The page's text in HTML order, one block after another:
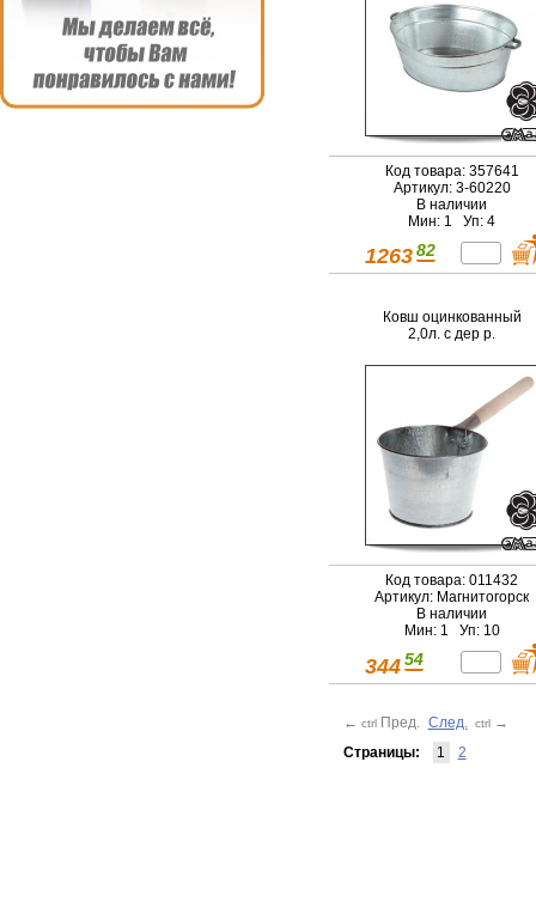
Код товара: 357641
Артикул: 3-60220
В наличии
Мин: 1 Уп: 4
1263 82
Ковш оцинкованный
2,0л. с дер р.
Код товара: 011432
Артикул: Магнитогорск
В наличии
Мин: 1 Уп: 10
344 54
← ctrl Пред. След. ctrl →
Страницы:
1 2